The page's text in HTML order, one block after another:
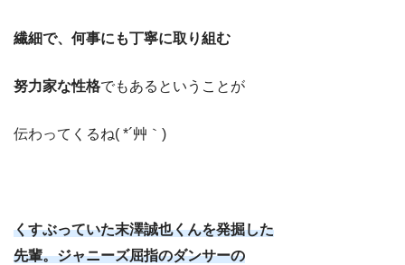
繊細で、何事にも丁寧に取り組む
努力家な性格でもあるということが
伝わってくるね( *´艸｀)
くすぶっていた末澤誠也くんを発掘した
先輩。ジャニーズ屈指のダンサーの